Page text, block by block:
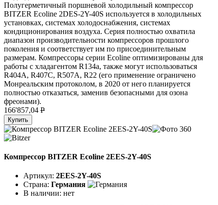
Полугерметичный поршневой холодильный компрессор
BITZER Ecoline 2DES-2Y-40S используется в холодильных
установках, системах холодоснабжения, системах
кондиционирования воздуха. Серия полностью охватила
диапазон производительности компрессоров прошлого
поколения и соответствует им по присоединительным
размерам. Компрессоры серии Ecoline оптимизированы для
работы с хладагентом R134a, также могут использоваться
R404A, R407C, R507A, R22 (его применение ограничено
Монреальским протоколом, в 2020 от него планируется
полностью отказаться, заменив безопасными для озона
фреонами).
166'857,04 P
Купить
Компрессор BITZER Ecoline 2EES-2Y-40S
Артикул: 2EES-2Y-40S
Страна: Германия
В наличии: нет